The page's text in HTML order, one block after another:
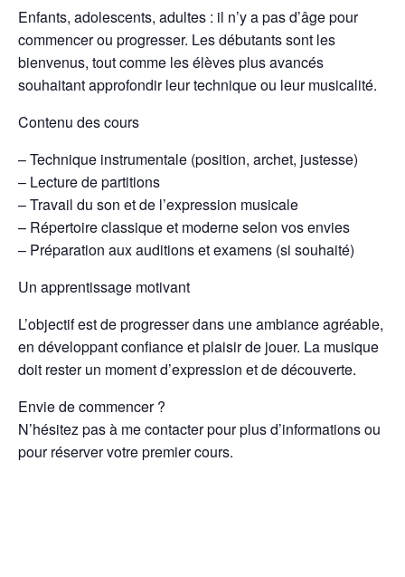
Enfants, adolescents, adultes : il n’y a pas d’âge pour
commencer ou progresser. Les débutants sont les
bienvenus, tout comme les élèves plus avancés
souhaitant approfondir leur technique ou leur musicalité.
Contenu des cours
– Technique instrumentale (position, archet, justesse)
– Lecture de partitions
– Travail du son et de l’expression musicale
– Répertoire classique et moderne selon vos envies
– Préparation aux auditions et examens (si souhaité)
Un apprentissage motivant
L’objectif est de progresser dans une ambiance agréable,
en développant confiance et plaisir de jouer. La musique
doit rester un moment d’expression et de découverte.
Envie de commencer ?
N’hésitez pas à me contacter pour plus d’informations ou
pour réserver votre premier cours.